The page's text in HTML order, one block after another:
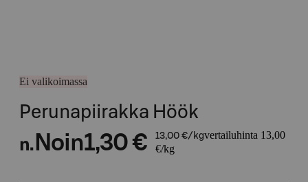
Ei valikoimassa
Perunapiirakka Höök
n. Noin1,30 € 13,00 €/kgvertailuhinta 13,00
€/kg